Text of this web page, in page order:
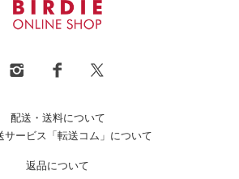
配送・送料について
サービス「転送コム」について
返品について